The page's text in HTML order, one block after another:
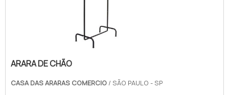
ARARA DE CHÃO
CASA DAS ARARAS COMERCIO / SÃO PAULO - SP